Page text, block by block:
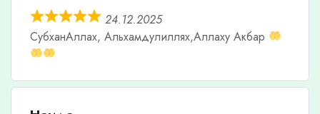
24.12.2025
СубханАллах, Альхамдулиллях,Аллаху Акбар